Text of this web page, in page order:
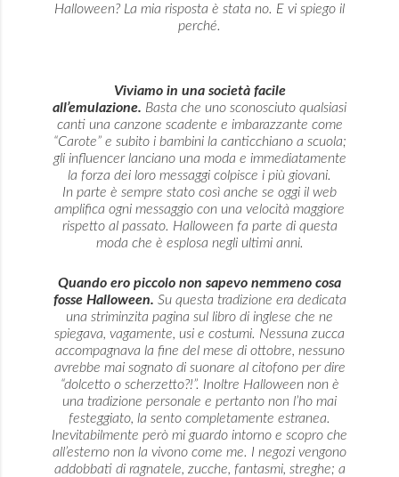
Halloween? La mia risposta è stata no. E vi spiego il
perché.
Viviamo in una società facile
all’emulazione. Basta che uno sconosciuto qualsiasi
canti una canzone scadente e imbarazzante come
“Carote” e subito i bambini la canticchiano a scuola;
gli influencer lanciano una moda e immediatamente
la forza dei loro messaggi colpisce i più giovani.
In parte è sempre stato così anche se oggi il web
amplifica ogni messaggio con una velocità maggiore
rispetto al passato. Halloween fa parte di questa
moda che è esplosa negli ultimi anni.
Quando ero piccolo non sapevo nemmeno cosa
fosse Halloween. Su questa tradizione era dedicata
una striminzita pagina sul libro di inglese che ne
spiegava, vagamente, usi e costumi. Nessuna zucca
accompagnava la fine del mese di ottobre, nessuno
avrebbe mai sognato di suonare al citofono per dire
“dolcetto o scherzetto?!”. Inoltre Halloween non è
una tradizione personale e pertanto non l’ho mai
festeggiato, la sento completamente estranea.
Inevitabilmente però mi guardo intorno e scopro che
all’esterno non la vivono come me. I negozi vengono
addobbati di ragnatele, zucche, fantasmi, streghe; a